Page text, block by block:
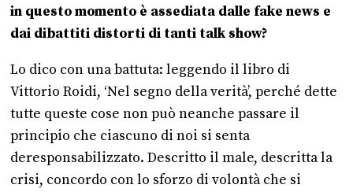
in questo momento è assediata dalle fake news e
dai dibattiti distorti di tanti talk show?
Lo dico con una battuta: leggendo il libro di
Vittorio Roidi, ‘Nel segno della verità’, perché dette
tutte queste cose non può neanche passare il
principio che ciascuno di noi si senta
deresponsabilizzato. Descritto il male, descritta la
crisi, concordo con lo sforzo di volontà che si